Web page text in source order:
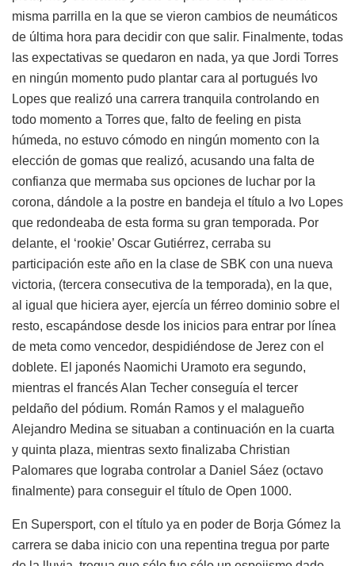
misma parrilla en la que se vieron cambios de neumáticos
de última hora para decidir con que salir. Finalmente, todas
las expectativas se quedaron en nada, ya que Jordi Torres
en ningún momento pudo plantar cara al portugués Ivo
Lopes que realizó una carrera tranquila controlando en
todo momento a Torres que, falto de feeling en pista
húmeda, no estuvo cómodo en ningún momento con la
elección de gomas que realizó, acusando una falta de
confianza que mermaba sus opciones de luchar por la
corona, dándole a la postre en bandeja el título a Ivo Lopes
que redondeaba de esta forma su gran temporada. Por
delante, el ‘rookie’ Oscar Gutiérrez, cerraba su
participación este año en la clase de SBK con una nueva
victoria, (tercera consecutiva de la temporada), en la que,
al igual que hiciera ayer, ejercía un férreo dominio sobre el
resto, escapándose desde los inicios para entrar por línea
de meta como vencedor, despidiéndose de Jerez con el
doblete. El japonés Naomichi Uramoto era segundo,
mientras el francés Alan Techer conseguía el tercer
peldaño del pódium. Román Ramos y el malagueño
Alejandro Medina se situaban a continuación en la cuarta
y quinta plaza, mientras sexto finalizaba Christian
Palomares que lograba controlar a Daniel Sáez (octavo
finalmente) para conseguir el título de Open 1000.
En Supersport, con el título ya en poder de Borja Gómez la
carrera se daba inicio con una repentina tregua por parte